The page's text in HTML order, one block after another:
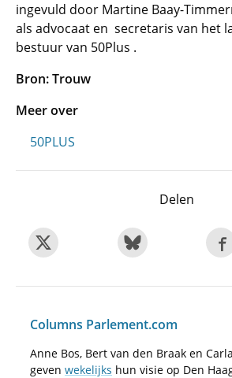
ingevuld door Martine Baay-
als advocaat en secretaris van het
bestuur van 50Plus .
Bron: Trouw
Meer over
50PLUS
Delen
Columns Parlement.com
Anne Bos, Bert van den Braak en
geven wekelijks hun visie op Den